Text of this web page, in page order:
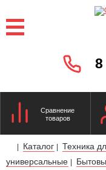
8
Сравнение
товаров
| Каталог | Техника
универсальные |